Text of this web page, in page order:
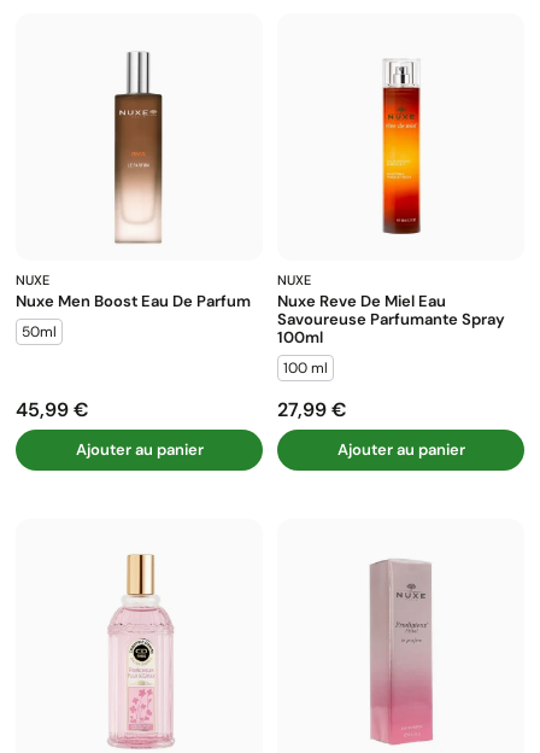
NUXE
Nuxe Men Boost Eau De Parfum
50ml
Prix
45,99 €
Ajouter au panier
NUXE
Nuxe Reve De Miel Eau
Savoureuse Parfumante Spray
100ml
100 ml
Prix
27,99 €
Ajouter au panier